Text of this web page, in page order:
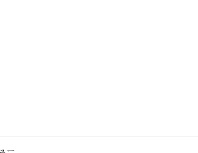
ー